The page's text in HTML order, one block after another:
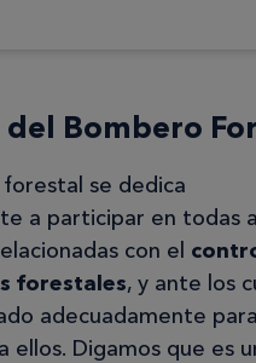
del Bombero
se dedica
a participar en todas
con el
forestales, y ante los
adecuadamente para
ellos. Digamos que es